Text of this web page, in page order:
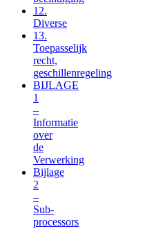
12.
Diverse
13.
Toepasselijk
recht,
geschillenregeling
BIJLAGE
1
–
Informatie
over
de
Verwerking
Bijlage
2
–
Sub-
processors